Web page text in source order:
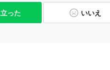
った いいえ